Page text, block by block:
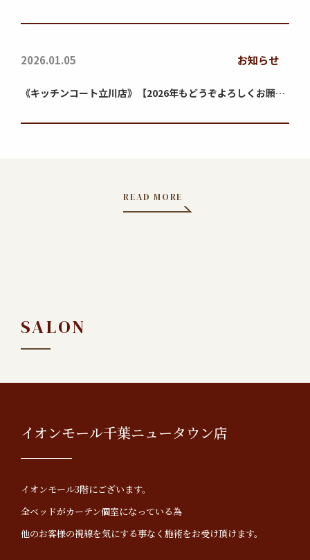
2026.01.05 お知らせ
《キッチンコート立川店》【2026年もどうぞよろしくお願い
READ MORE
SALON
イオンモール千葉ニュータウン店
イオンモール3階にございます。
全ベッドがカーテン個室になっている為
他のお客様の視線を気にする事なく施術をお受け頂けます。